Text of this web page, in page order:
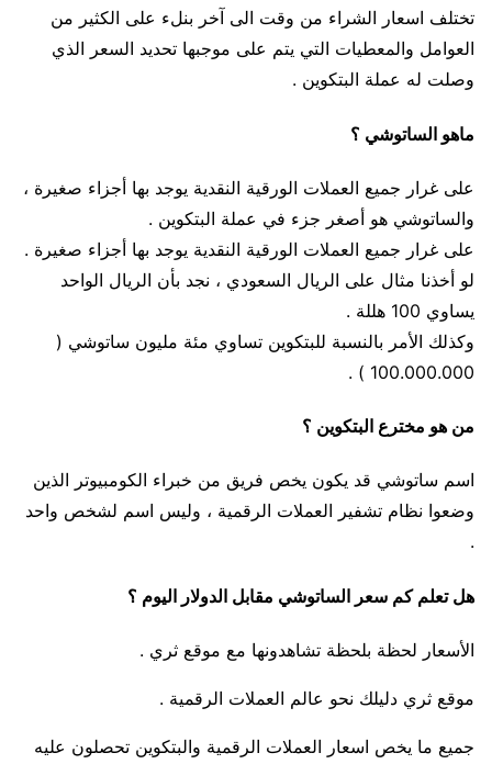
تختلف اسعار الشراء من وقت الى آخر بنلء على الكثير من
العوامل والمعطيات التي يتم على موجبها تحديد السعر الذي
وصلت له عملة البتكوين .
ماهو الساتوشي ؟
على غرار جميع العملات الورقية النقدية يوجد بها أجزاء صغيرة ،
والساتوشي هو أصغر جزء في عملة البتكوين .
على غرار جميع العملات الورقية النقدية يوجد بها أجزاء صغيرة .
لو أخذنا مثال على الريال السعودي ، نجد بأن الريال الواحد
يساوي 100 هللة .
وكذلك الأمر بالنسبة للبتكوين تساوي مئة مليون ساتوشي (
100.000.000 ) .
من هو مخترع البتكوين ؟
اسم ساتوشي قد يكون يخص فريق من خبراء الكومبيوتر الذين
وضعوا نظام تشفير العملات الرقمية ، وليس اسم لشخص واحد
.
هل تعلم كم سعر الساتوشي مقابل الدولار اليوم ؟
الأسعار لحظة بلحظة تشاهدونها مع موقع ثري .
موقع ثري دليلك نحو عالم العملات الرقمية .
جميع ما يخص اسعار العملات الرقمية والبتكوين تحصلون عليه